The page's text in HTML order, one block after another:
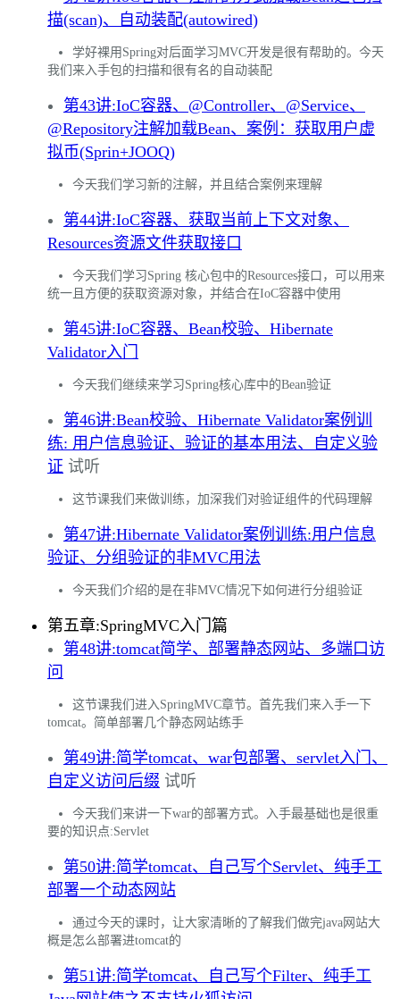
描(scan)、自动装配(autowired)
学好裸用Spring对后面学习MVC开发是很有帮助的。今天
我们来入手包的扫描和很有名的自动装配
第43讲:IoC容器、@Controller、@Service、
@Repository注解加载Bean、案例：获取用户虚
拟币(Sprin+JOOQ)
今天我们学习新的注解，并且结合案例来理解
第44讲:IoC容器、获取当前上下文对象、
Resources资源文件获取接口
今天我们学习Spring 核心包中的Resources接口，可以用来
统一且方便的获取资源对象，并结合在IoC容器中使用
第45讲:IoC容器、Bean校验、Hibernate
Validator入门
今天我们继续来学习Spring核心库中的Bean验证
第46讲:Bean校验、Hibernate Validator案例训
练: 用户信息验证、验证的基本用法、自定义验
证 试听
这节课我们来做训练，加深我们对验证组件的代码理解
第47讲:Hibernate Validator案例训练:用户信息
验证、分组验证的非MVC用法
今天我们介绍的是在非MVC情况下如何进行分组验证
第五章:SpringMVC入门篇
第48讲:tomcat简学、部署静态网站、多端口访
问
这节课我们进入SpringMVC章节。首先我们来入手一下
tomcat。简单部署几个静态网站练手
第49讲:简学tomcat、war包部署、servlet入门、
自定义访问后缀 试听
今天我们来讲一下war的部署方式。入手最基础也是很重
要的知识点:Servlet
第50讲:简学tomcat、自己写个Servlet、纯手工
部署一个动态网站
通过今天的课时，让大家清晰的了解我们做完java网站大
概是怎么部署进tomcat的
第51讲:简学tomcat、自己写个Filter、纯手工